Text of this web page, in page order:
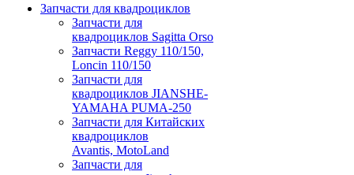
Запчасти для квадроциклов
Запчасти для
квадроциклов Sagitta Orso
Запчасти Reggy 110/150,
Loncin 110/150
Запчасти для
квадроциклов JIANSHE-
YAMAHA PUMA-250
Запчасти для Китайских
квадроциклов
Avantis, MotoLand
Запчасти для